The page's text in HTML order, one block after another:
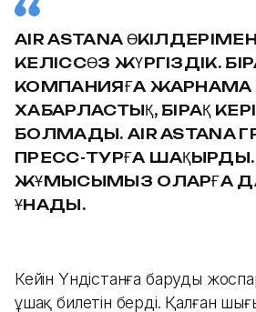
AIR ASTANA
КЕЛІССӨЗ ЖҮРГІЗДІК.
КОМПАНИЯҒА ЖАРНАМА
ХАБАРЛАСТЫҚ, БІРАҚ
БОЛМАДЫ. AIR ASTANA
ПРЕСС-ТУРҒА
ЖҰМЫСЫМЫЗ ОЛАРҒА
ҰНАДЫ.
Кейін Үндістанға баруды
ұшақ билетін берді. Қалған